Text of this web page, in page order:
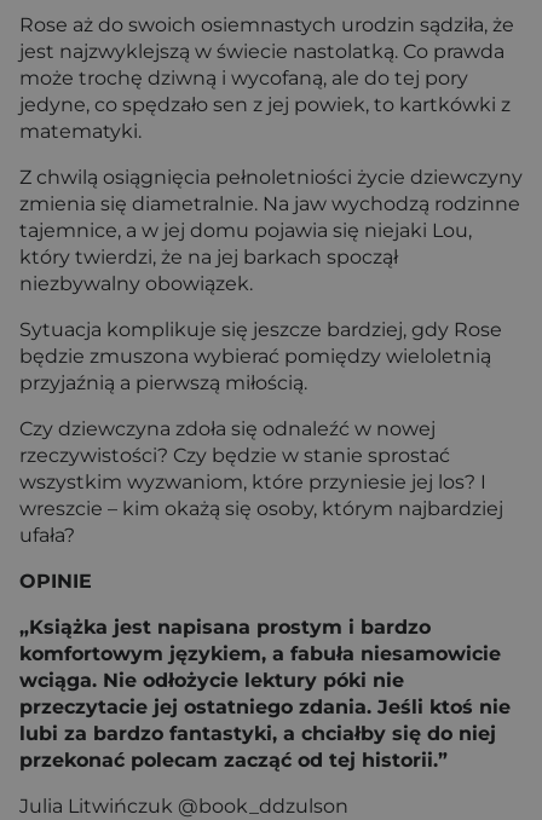
Rose aż do swoich osiemnastych urodzin sądziła, że
jest najzwyklejszą w świecie nastolatką. Co prawda
może trochę dziwną i wycofaną, ale do tej pory
jedyne, co spędzało sen z jej powiek, to kartkówki z
matematyki.
Z chwilą osiągnięcia pełnoletniości życie dziewczyny
zmienia się diametralnie. Na jaw wychodzą rodzinne
tajemnice, a w jej domu pojawia się niejaki Lou,
który twierdzi, że na jej barkach spoczął
niezbywalny obowiązek.
Sytuacja komplikuje się jeszcze bardziej, gdy Rose
będzie zmuszona wybierać pomiędzy wieloletnią
przyjaźnią a pierwszą miłością.
Czy dziewczyna zdoła się odnaleźć w nowej
rzeczywistości? Czy będzie w stanie sprostać
wszystkim wyzwaniom, które przyniesie jej los? I
wreszcie – kim okażą się osoby, którym najbardziej
ufała?
OPINIE
„Książka jest napisana prostym i bardzo
komfortowym językiem, a fabuła niesamowicie
wciąga. Nie odłożycie lektury póki nie
przeczytacie jej ostatniego zdania. Jeśli ktoś nie
lubi za bardzo fantastyki, a chciałby się do niej
przekonać polecam zacząć od tej historii.”
Julia Litwińczuk @book_ddzulson